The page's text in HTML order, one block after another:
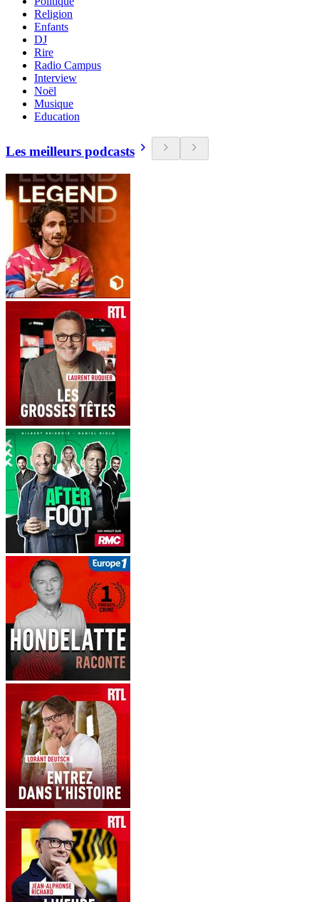
Religion
Enfants
DJ
Rire
Radio Campus
Interview
Noël
Musique
Education
Les meilleurs podcasts